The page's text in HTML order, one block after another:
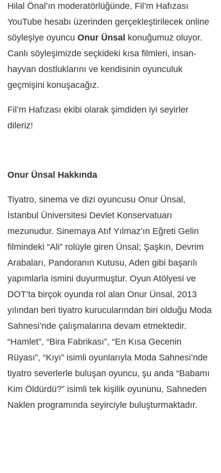
Hilal Önal’ın moderatörlüğünde, Fil’m Hafızası
YouTube hesabı üzerinden gerçekleştirilecek online
söyleşiye oyuncu Onur Ünsal konuğumuz oluyor.
Canlı söyleşimizde seçkideki kısa filmleri, insan-
hayvan dostluklarını ve kendisinin oyunculuk
geçmişini konuşacağız.
Fil’m Hafızası ekibi olarak şimdiden iyi seyirler
dileriz!
Onur Ünsal Hakkında
Tiyatro, sinema ve dizi oyuncusu Onur Ünsal,
İstanbul Üniversitesi Devlet Konservatuarı
mezunudur. Sinemaya Atıf Yılmaz’ın Eğreti Gelin
filmindeki “Ali” rolüyle giren Ünsal; Şaşkın, Devrim
Arabaları, Pandoranın Kutusu, Aden gibi başarılı
yapımlarla ismini duyurmuştur. Oyun Atölyesi ve
DOT’ta birçok oyunda rol alan Onur Ünsal, 2013
yılından beri tiyatro kurucularından biri olduğu Moda
Sahnesi’nde çalışmalarına devam etmektedir.
“Hamlet”, “Bira Fabrikası”, “En Kısa Gecenin
Rüyası”, “Kıyı” isimli oyunlarıyla Moda Sahnesi’nde
tiyatro severlerle buluşan oyuncu, şu anda “Babamı
Kim Öldürdü?” isimli tek kişilik oyununu, Sahneden
Naklen programında seyirciyle buluşturmaktadır.